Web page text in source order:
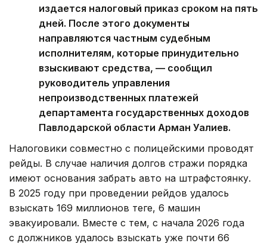
издается налоговый приказ сроком на пять
дней. После этого документы
направляются частным судебным
исполнителям, которые принудительно
взыскивают средства, — сообщил
руководитель управления
непроизводственных платежей
департамента государственных доходов
Павлодарской области Арман Уалиев.
Налоговики совместно с полицейскими проводят
рейды. В случае наличия долгов стражи порядка
имеют основания забрать авто на штрафстоянку.
В 2025 году при проведении рейдов удалось
взыскать 169 миллионов теңге, 6 машин
эвакуировали. Вместе с тем, с начала 2026 года
с должников удалось взыскать уже почти 66